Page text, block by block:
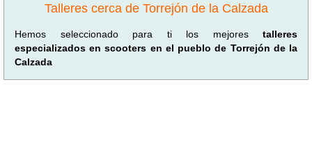
Talleres cerca de Torrejón de la Calzada
Hemos seleccionado para ti los mejores talleres
especializados en scooters en el pueblo de Torrejón de la
Calzada